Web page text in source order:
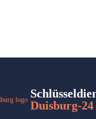
Duisburg-24